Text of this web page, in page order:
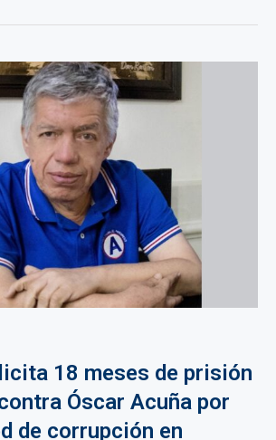
18 meses de prisión
Óscar Acuña por
de corrupción en